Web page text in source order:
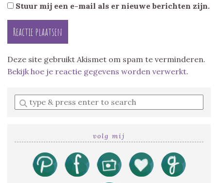
Stuur mij een e-mail als er nieuwe berichten zijn.
Deze site gebruikt Akismet om spam te verminderen.
Bekijk hoe je reactie gegevens worden verwerkt.
Enter
a
volg mij